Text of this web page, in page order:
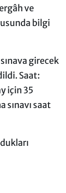
ve
bilgi
girecek
Saat:
için 35
sınavı saat